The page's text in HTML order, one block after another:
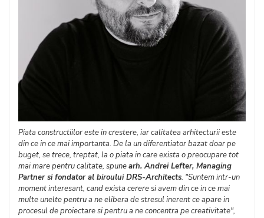
Piata constructiilor este in crestere, iar calitatea arhitecturii este
din ce in ce mai importanta. De la un diferentiator bazat doar pe
buget, se trece, treptat, la o piata in care exista o preocupare tot
mai mare pentru calitate, spunearh. Andrei Lefter, Managing
Partner si fondator al biroului DRS-Architects. "Suntem intr-un
moment interesant, cand exista cerere si avem din ce in ce mai
multe unelte pentru a ne elibera de stresul inerent ce apare in
procesul de proiectare si pentru a ne concentra pe creativitate",